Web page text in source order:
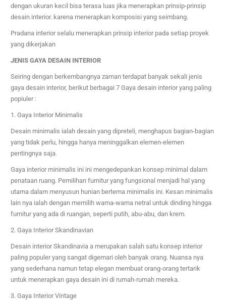
dengan ukuran kecil bisa terasa luas jika menerapkan prinsip-prinsip
desain interior. karena menerapkan komposisi yang seimbang.
Pradana interior selalu menerapkan prinsip interior pada setiap proyek
yang dikerjakan
JENIS GAYA DESAIN INTERIOR
Seiring dengan berkembangnya zaman terdapat banyak sekali jenis
gaya desain interior, berikut berbagai 7 Gaya desain interior yang paling
popiuler :
1. Gaya Interior Minimalis
Desain minimalis ialah desain yang dipreteli, menghapus bagian-bagian
yang tidak perlu, hingga hanya meninggalkan elemen-elemen
pentingnya saja.
Gaya interior minimalis ini ini mengedepankan konsep minimal dalam
penataan ruang. Pemilihan furnitur yang fungsional menjadi hal yang
utama dalam menyusun hunian bertema minimalis ini. Kesan minimalis
lain nya ialah dengan memilih warna-warna netral untuk dinding hingga
furnitur yang ada di ruangan, seperti putih, abu-abu, dan krem.
2. Gaya Interior Skandinavian
Desain interior Skandinavia a merupakan salah satu konsep interior
paling populer yang sangat digemari oleh banyak orang. Nuansa nya
yang sederhana namun tetap elegan membuat orang-orang tertarik
untuk menerapkan gaya desain ini di rumah-rumah mereka.
3. Gaya Interior Vintage